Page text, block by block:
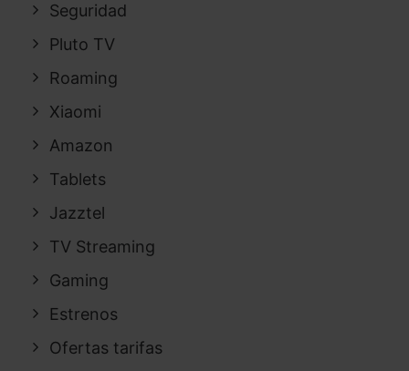
Seguridad
Pluto TV
Roaming
Xiaomi
Amazon
Tablets
Jazztel
TV Streaming
Gaming
Estrenos
Ofertas tarifas